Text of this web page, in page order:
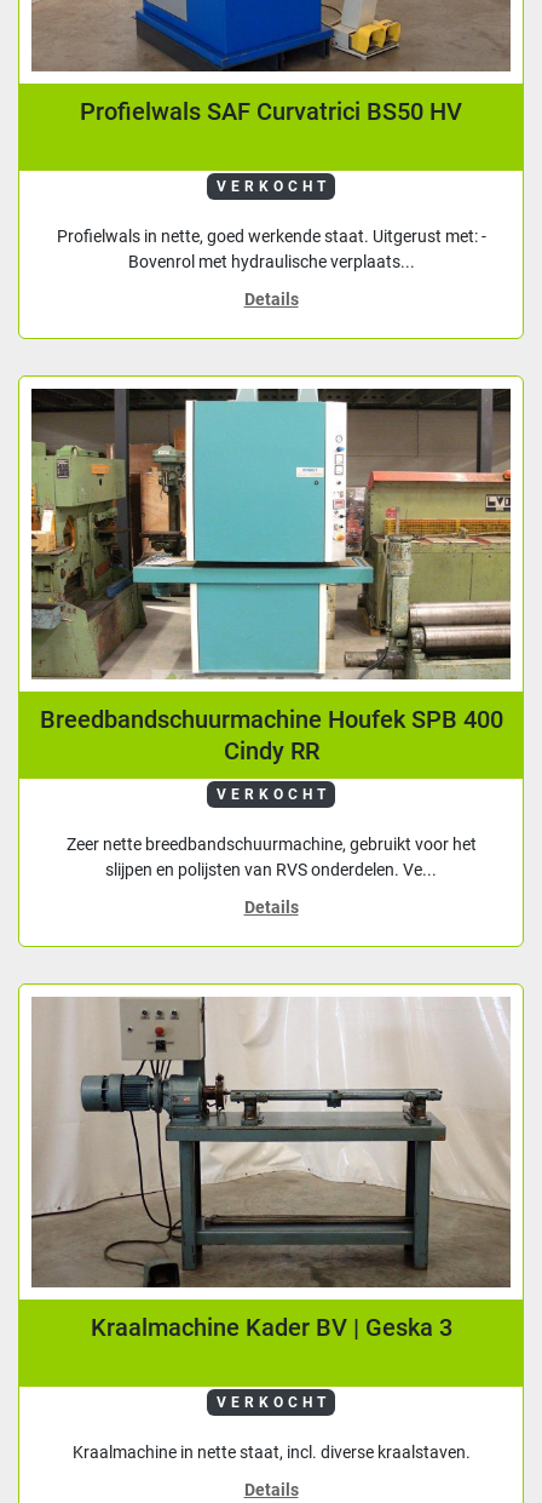
Profielwals SAF Curvatrici BS50 HV
VERKOCHT
Profielwals in nette, goed werkende staat. Uitgerust met: -
Bovenrol met hydraulische verplaats...
Details
Breedbandschuurmachine Houfek SPB 400
Cindy RR
VERKOCHT
Zeer nette breedbandschuurmachine, gebruikt voor het
slijpen en polijsten van RVS onderdelen. Ve...
Details
Kraalmachine Kader BV | Geska 3
VERKOCHT
Kraalmachine in nette staat, incl. diverse kraalstaven.
Details